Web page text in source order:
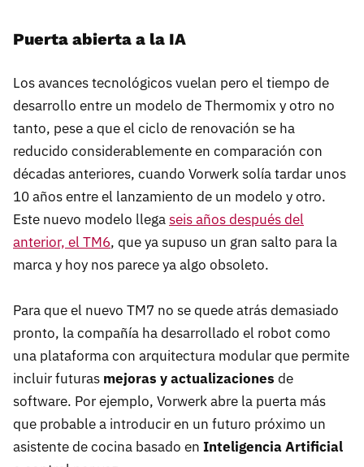
Puerta abierta a la IA
Los avances tecnológicos vuelan pero el tiempo de
desarrollo entre un modelo de Thermomix y otro no
tanto, pese a que el ciclo de renovación se ha
reducido considerablemente en comparación con
décadas anteriores, cuando Vorwerk solía tardar unos
10 años entre el lanzamiento de un modelo y otro.
Este nuevo modelo llegaseis años después del
anterior, el TM6, que ya supuso un gran salto para la
marca y hoy nos parece ya algo obsoleto.
Para que el nuevo TM7 no se quede atrás demasiado
pronto, la compañía ha desarrollado el robot como
una plataforma con arquitectura modular que permite
incluir futuras mejoras y actualizaciones de
software. Por ejemplo, Vorwerk abre la puerta más
que probable a introducir en un futuro próximo un
asistente de cocina basado en Inteligencia Artificial